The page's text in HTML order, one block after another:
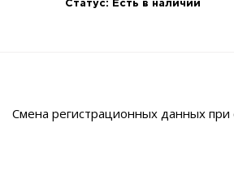
Статус: Есть в наличии
Смена регистрационных данных при